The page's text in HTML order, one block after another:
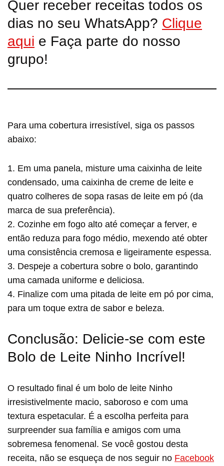
Quer receber receitas todos os
dias no seu WhatsApp? Clique
aqui e Faça parte do nosso
grupo!
Para uma cobertura irresistível, siga os passos
abaixo:
1. Em uma panela, misture uma caixinha de leite
condensado, uma caixinha de creme de leite e
quatro colheres de sopa rasas de leite em pó (da
marca de sua preferência).
2. Cozinhe em fogo alto até começar a ferver, e
então reduza para fogo médio, mexendo até obter
uma consistência cremosa e ligeiramente espessa.
3. Despeje a cobertura sobre o bolo, garantindo
uma camada uniforme e deliciosa.
4. Finalize com uma pitada de leite em pó por cima,
para um toque extra de sabor e beleza.
Conclusão: Delicie-se com este
Bolo de Leite Ninho Incrível!
O resultado final é um bolo de leite Ninho
irresistivelmente macio, saboroso e com uma
textura espetacular. É a escolha perfeita para
surpreender sua família e amigos com uma
sobremesa fenomenal. Se você gostou desta
receita, não se esqueça de nos seguir no Facebook